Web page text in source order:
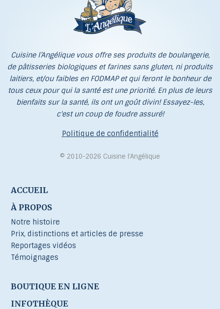
Cuisine l’Angélique vous offre ses produits de boulangerie,
de pâtisseries biologiques et farines sans gluten, ni produits
laitiers, et/ou faibles en FODMAP et qui feront le bonheur de
tous ceux pour qui la santé est une priorité. En plus de leurs
bienfaits sur la santé, ils ont un goût divin! Essayez-les,
c'est un coup de foudre assuré!
Politique de confidentialité
© 2010-2026 Cuisine l’Angélique
ACCUEIL
À PROPOS
Notre histoire
Prix, distinctions et articles de presse
Reportages vidéos
Témoignages
BOUTIQUE EN LIGNE
INFOTHÈQUE